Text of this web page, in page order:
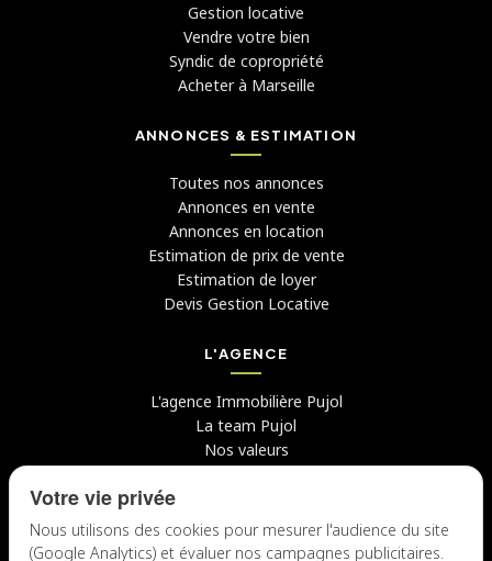
Gestion locative
Vendre votre bien
Syndic de copropriété
Acheter à Marseille
ANNONCES & ESTIMATION
Toutes nos annonces
Annonces en vente
Annonces en location
Estimation de prix de vente
Estimation de loyer
Devis Gestion Locative
L'AGENCE
L'agence Immobilière Pujol
La team Pujol
Nos valeurs
Avis clients
Candidater chez nous
Votre vie privée
Nous utilisons des cookies pour mesurer l'audience du site
(Google Analytics) et évaluer nos campagnes publicitaires.